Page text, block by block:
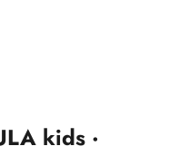
kids ·